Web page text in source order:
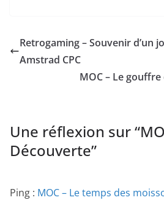
Retrogaming – Souvenir d’un
Amstrad CPC
MOC – Le
Une réflexion sur “
Découverte”
Ping : MOC – Le temps des